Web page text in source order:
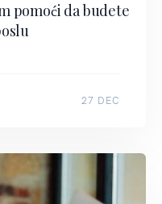
pomoći da budete
27 DEC